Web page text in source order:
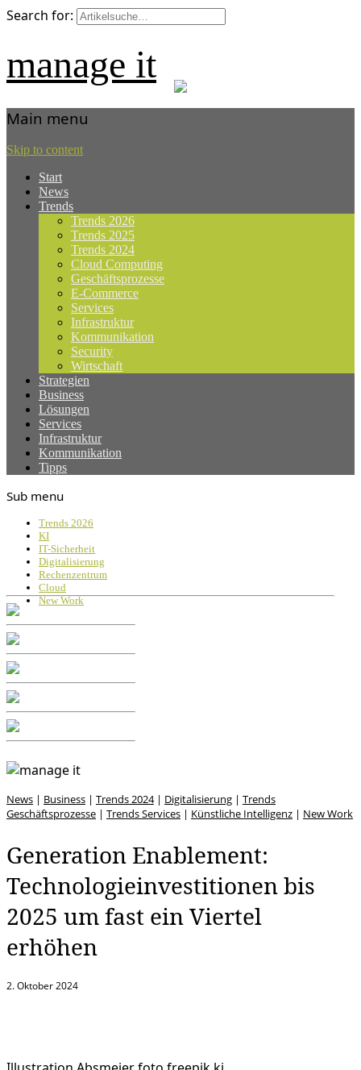
Search for:
manage it
Main menu
Skip to content
Start
News
Trends
Trends 2026
Trends 2025
Trends 2024
Cloud Computing
Geschäftsprozesse
E-Commerce
Services
Infrastruktur
Kommunikation
Security
Wirtschaft
Strategien
Business
Lösungen
Services
Infrastruktur
Kommunikation
Tipps
Sub menu
Trends 2026
KI
IT-Sicherheit
Digitalisierung
Rechenzentrum
Cloud
New Work
News | Business | Trends 2024| Digitalisierung | Trends
Geschäftsprozesse | Trends Services | Künstliche Intelligenz | New Work
Generation Enablement:
Technologieinvestitionen bis
2025 um fast ein Viertel
erhöhen
2. Oktober 2024